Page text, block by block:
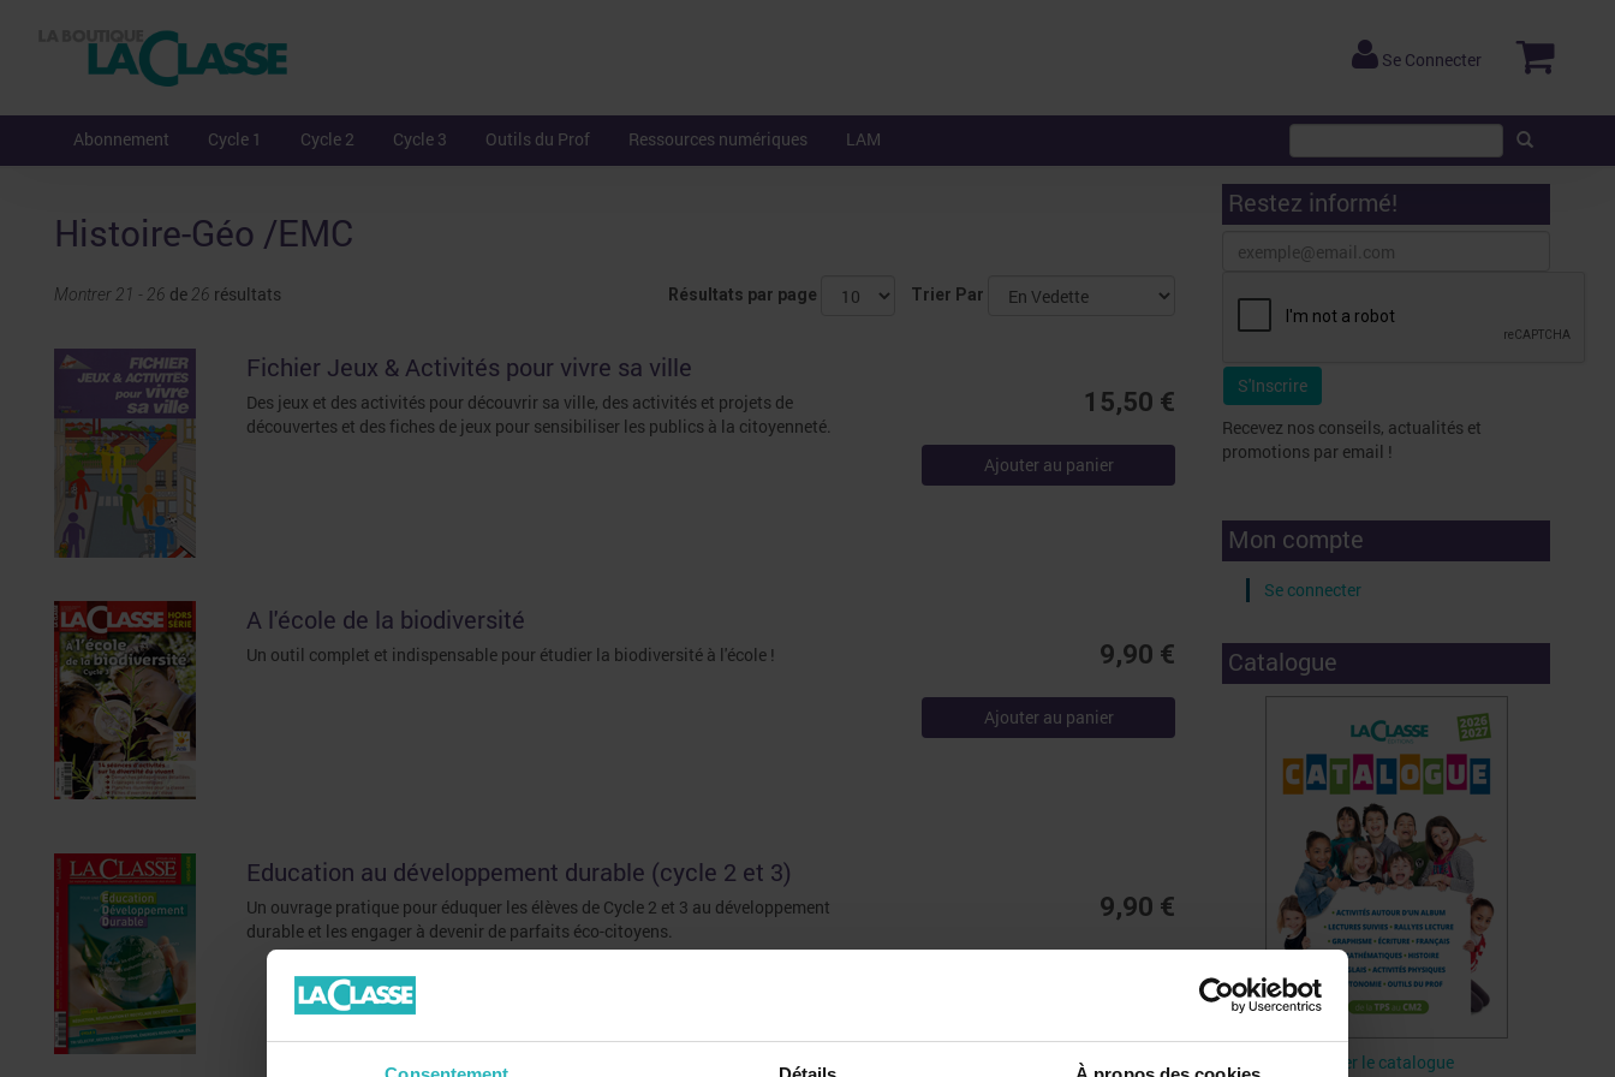
Se Connecter
Abonnement Cycle 1 Cycle 2 Cycle 3 Outils du Prof Ressources numériques LAM
Histoire-Géo /EMC
Montrer 21 - 26 de 26 résultats Résultats par page Trier Par
Fichier Jeux & Activités pour vivre sa ville
Des jeux et des activités pour découvrir sa ville, des activités et projets de
découvertes et des fiches de jeux pour sensibiliser les publics à la citoyenneté.
15,50 €
Ajouter au panier
A l'école de la biodiversité
Un outil complet et indispensable pour étudier la biodiversité à l'école ! 9,90 €
Ajouter au panier
Education au développement durable (cycle 2 et 3)
Un ouvrage pratique pour éduquer les élèves de Cycle 2 et 3 au développement
durable et les engager à devenir de parfaits éco-citoyens.
9,90 €
Restez informé!
Recevez nos conseils, actualités et
promotions par email !
Mon compte
Se connecter
Catalogue
Télécharger le catalogue